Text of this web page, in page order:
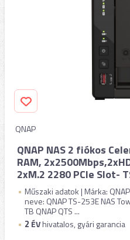
QNAP
QNAP NAS 2 fiókos
RAM,
2xM.2 2280 PCIe Slot-
Műszaki adatok | Márka:
neve: QNAP TS-253E NAS
TB QNAP QTS ...
2 ÉVhivatalos, gyári garancia